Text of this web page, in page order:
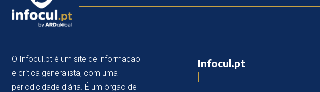
O Infocul.pt é um site de informação
e crítica generalista, com uma
periodicidade diária. É um órgão de
Infocul.pt